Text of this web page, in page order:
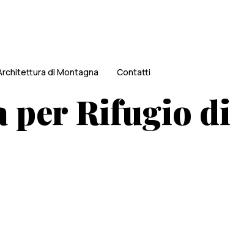
di Montagna Contatti
per Rifugio di